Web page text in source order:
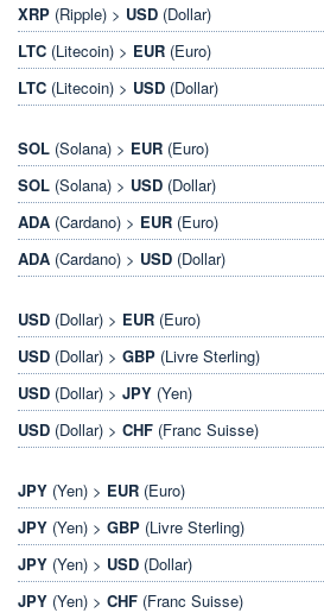
XRP (Ripple) > USD (Dollar)
LTC (Litecoin) > EUR (Euro)
LTC (Litecoin) > USD (Dollar)
SOL (Solana) > EUR (Euro)
SOL (Solana) > USD (Dollar)
ADA (Cardano) > EUR (Euro)
ADA (Cardano) > USD (Dollar)
USD (Dollar) > EUR (Euro)
USD (Dollar) > GBP (Livre Sterling)
USD (Dollar) > JPY (Yen)
USD (Dollar) > CHF (Franc Suisse)
JPY (Yen) > EUR (Euro)
JPY (Yen) > GBP (Livre Sterling)
JPY (Yen) > USD (Dollar)
JPY (Yen) > CHF (Franc Suisse)